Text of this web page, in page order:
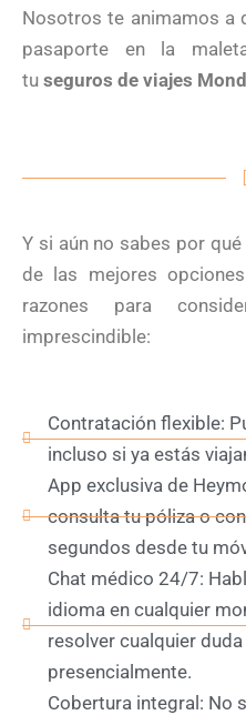
Nosotros te animamos a
pasaporte en la
tu seguros de viajes
Y si aún no sabes por
de las mejores
razones para
imprescindible:
Contratación flexible:
incluso si ya estás
App exclusiva de
consulta tu póliza o
segundos desde tu
Chat médico 24/7:
idioma en cualquier
resolver cualquier
presencialmente.
Cobertura integral: No